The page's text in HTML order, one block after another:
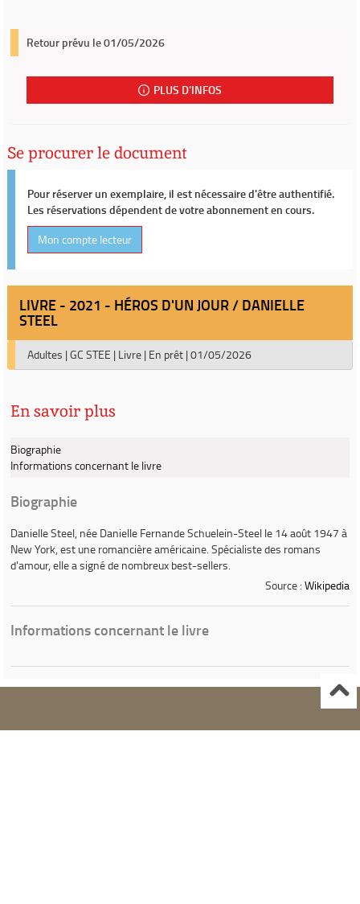
Retour prévu le 01/05/2026
PLUS D'INFOS
Se procurer le document
Pour réserver un exemplaire, il est nécessaire d'être authentifié.
Les réservations dépendent de votre abonnement en cours.
Mon compte lecteur
LIVRE - 2021 - HÉROS D'UN JOUR / DANIELLE
STEEL
Adultes | GC STEE | Livre | En prêt | 01/05/2026
En savoir plus
Biographie
Informations concernant le livre
Biographie
Danielle Steel, née Danielle Fernande Schuelein-Steel le 14 août 1947 à
New York, est une romancière américaine. Spécialiste des romans
d'amour, elle a signé de nombreux best-sellers.
Source : Wikipedia
Informations concernant le livre